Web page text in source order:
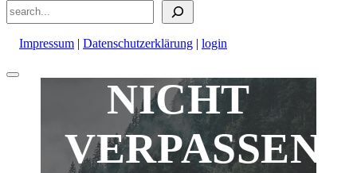
Impressum | Datenschutzerklärung | login
Nach
NICHT
VERPASSEN!